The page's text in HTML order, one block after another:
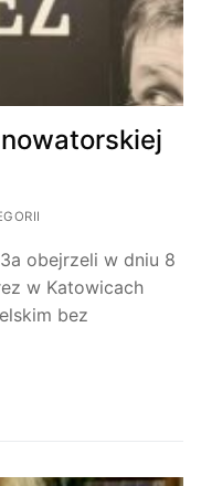
obejrzeli w dniu 8
w Katowicach
bez